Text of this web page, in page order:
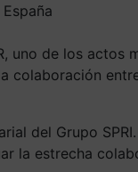
uno de los
colaboración
del Grupo
la estrecha